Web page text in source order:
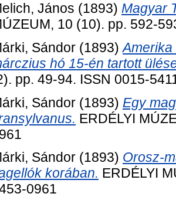
János (1893) Magyar
10 (10). pp. 592-
Sándor (1893)
hó 15-én tartott
pp. 49-94. ISSN 0015-
Sándor (1893) Egy
ERDÉLYI
Sándor (1893) Orosz-
korában. ERDÉLYI
0961